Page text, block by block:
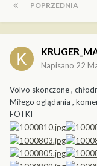
POPRZEDNIA
Napisano 22
Volvo skonczone ,
Miłego oglądania ,
FOTKI